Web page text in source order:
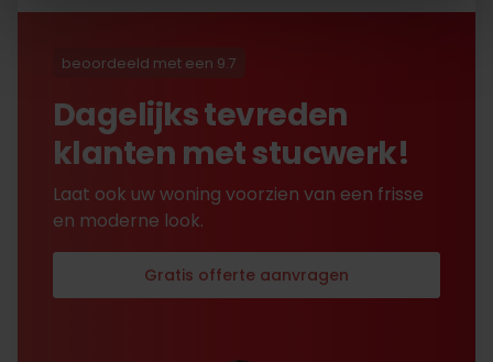
beoordeeld met een 9.7
Dagelijks tevreden
klanten met stucwerk!
Laat ook uw woning voorzien van een frisse
en moderne look.
Gratis offerte aanvragen